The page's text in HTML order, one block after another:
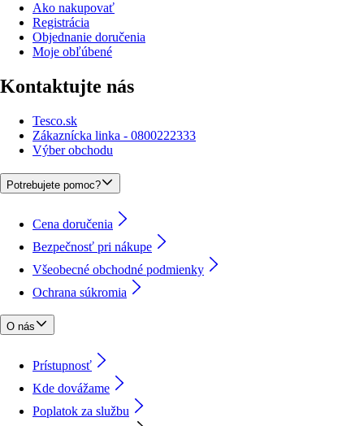
Ako nakupovať
Registrácia
Objednanie doručenia
Moje obľúbené
Kontaktujte nás
Tesco.sk
Zákaznícka linka - 0800222333
Výber obchodu
Potrebujete pomoc?
Cena doručenia
Bezpečnosť pri nákupe
Všeobecné obchodné podmienky
Ochrana súkromia
O nás
Prístupnosť
Kde dovážame
Poplatok za službu